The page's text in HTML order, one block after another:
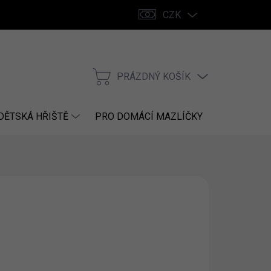
CZK
NÁKUPNÍ
PRÁZDNÝ KOŠÍK
HŘIŠTĚ PRO DOMÁCÍ MAZLÍČKY